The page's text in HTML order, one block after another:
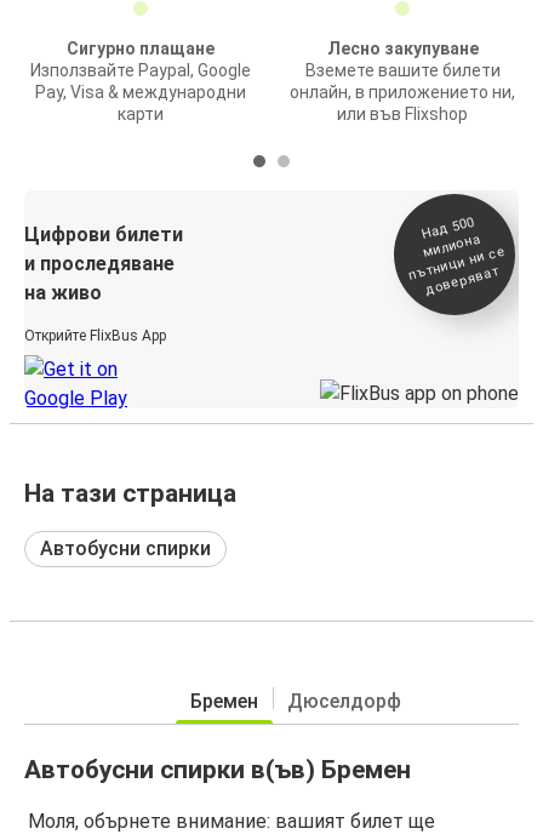
Сигурно плащане
Използвайте Paypal, Google
Pay, Visa & международни
карти
Лесно закупуване
Вземете вашите билети
онлайн, в приложението ни,
или във Flixshop
Цифрови билети
и проследяване
на живо
Открийте FlixBus App
На
д 500
милиона
п
ътници ни се
доверяват
На тази страница
Автобусни спирки
Бремен Дюселдорф
Автобусни спирки в(ъв) Бремен
Моля, обърнете внимание: вашият билет ще